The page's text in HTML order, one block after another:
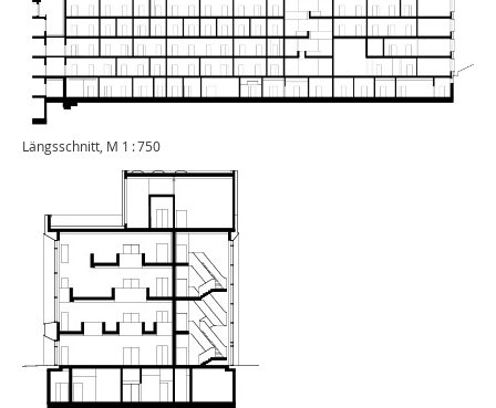
Längsschnitt, M 1 : 750